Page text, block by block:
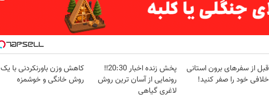
قبل از سفرهای برون استانی
خلافی خود را صفر کنید!
پخش زنده اخبار 20:30‼️
رونمایی از آسان ترین روش
لاغری گیاهی
کاهش وزن باورنکردنی با یک
روش خانگی و خوشمزه